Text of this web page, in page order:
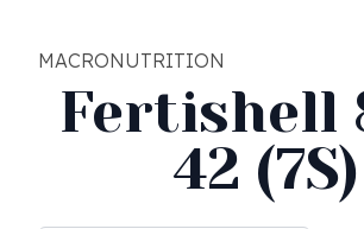
MACRONUTRITION
Fertishell
42 (7S)